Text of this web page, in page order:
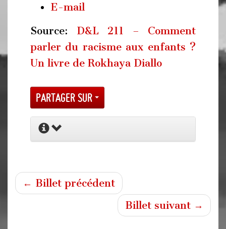
E-mail
Source: D&L 211 – Comment
parler du racisme aux enfants ?
Un livre de Rokhaya Diallo
Partager sur
← Billet précédent
Billet suivant →